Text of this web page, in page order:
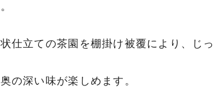
仕立ての茶園を棚掛け被覆により、じ
の深い味が楽しめます。